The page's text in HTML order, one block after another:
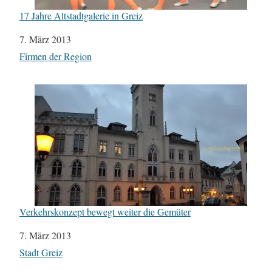
17 Jahre Altstadtgalerie in Greiz
Datum
7. März 2013
In Bezug auf
Firmen der Region
Verkehrskonzept bewegt weiter die Gemüter
Datum
7. März 2013
In Bezug auf
Stadt Greiz